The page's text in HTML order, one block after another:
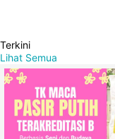
Terkini
Lihat Semua